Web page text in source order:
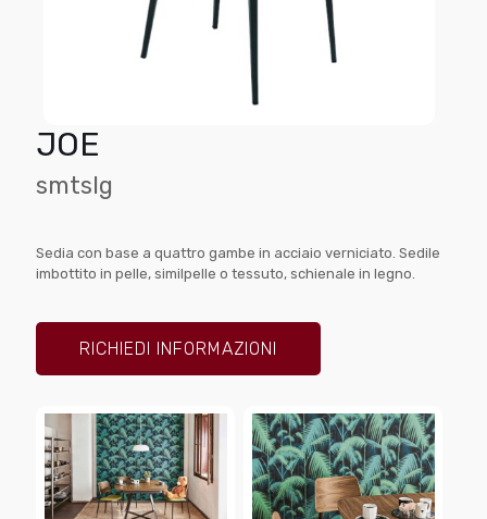
JOE
smtslg
Sedia con base a quattro gambe in acciaio verniciato. Sedile
imbottito in pelle, similpelle o tessuto, schienale in legno.
RICHIEDI INFORMAZIONI